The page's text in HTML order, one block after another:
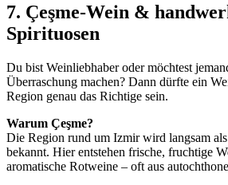
7. Çeşme-Wein &
Spirituosen
Du bist Weinliebhaber oder möchtest
Überraschung machen? Dann dürfte ein
Region genau das Richtige sein.
Warum Çeşme?
Die Region rund um Izmir wird langsam
bekannt. Hier entstehen frische, fruchtige
aromatische Rotweine – oft aus